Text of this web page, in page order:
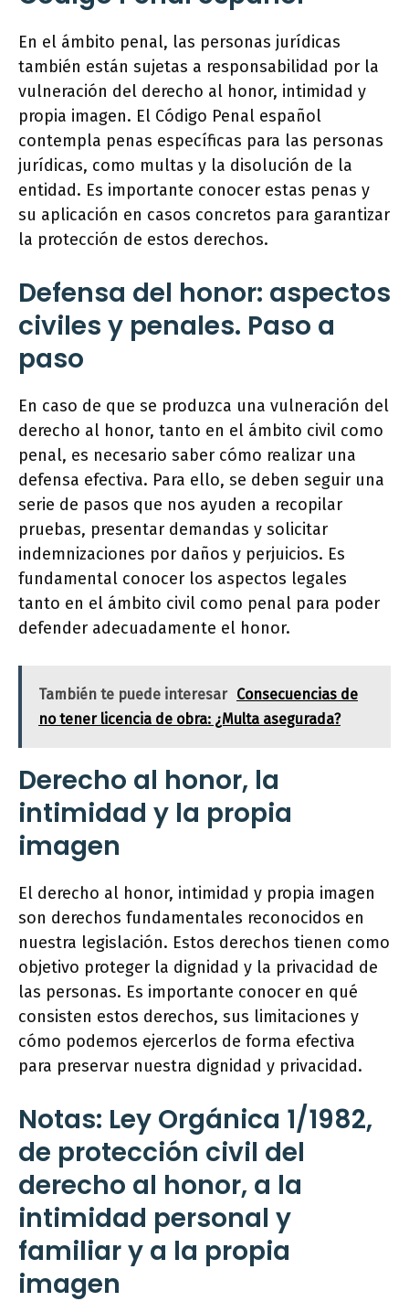
En el ámbito penal, las personas jurídicas
también están sujetas a responsabilidad por la
vulneración del derecho al honor, intimidad y
propia imagen. El Código Penal español
contempla penas específicas para las personas
jurídicas, como multas y la disolución de la
entidad. Es importante conocer estas penas y
su aplicación en casos concretos para garantizar
la protección de estos derechos.
Defensa del honor: aspectos
civiles y penales. Paso a
paso
En caso de que se produzca una vulneración del
derecho al honor, tanto en el ámbito civil como
penal, es necesario saber cómo realizar una
defensa efectiva. Para ello, se deben seguir una
serie de pasos que nos ayuden a recopilar
pruebas, presentar demandas y solicitar
indemnizaciones por daños y perjuicios. Es
fundamental conocer los aspectos legales
tanto en el ámbito civil como penal para poder
defender adecuadamente el honor.
También te puede interesar Consecuencias de
no tener licencia de obra: ¿Multa asegurada?
Derecho al honor, la
intimidad y la propia
imagen
El derecho al honor, intimidad y propia imagen
son derechos fundamentales reconocidos en
nuestra legislación. Estos derechos tienen como
objetivo proteger la dignidad y la privacidad de
las personas. Es importante conocer en qué
consisten estos derechos, sus limitaciones y
cómo podemos ejercerlos de forma efectiva
para preservar nuestra dignidad y privacidad.
Notas: Ley Orgánica 1/1982,
de protección civil del
derecho al honor, a la
intimidad personal y
familiar y a la propia
imagen